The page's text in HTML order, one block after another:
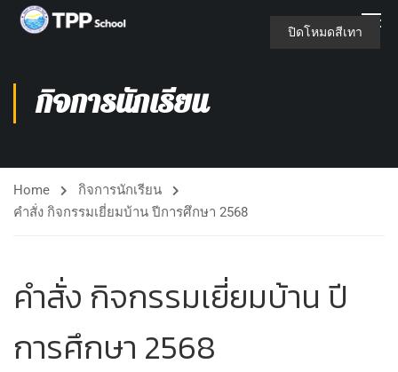
กิจการนักเรียน
Home
กิจการนักเรียน
คำสั่ง กิจกรรมเยี่ยมบ้าน ปีการศึกษา 2568
คำสั่ง กิจกรรมเยี่ยมบ้าน ปี
การศึกษา 2568
ปิดโหมดสีเทา